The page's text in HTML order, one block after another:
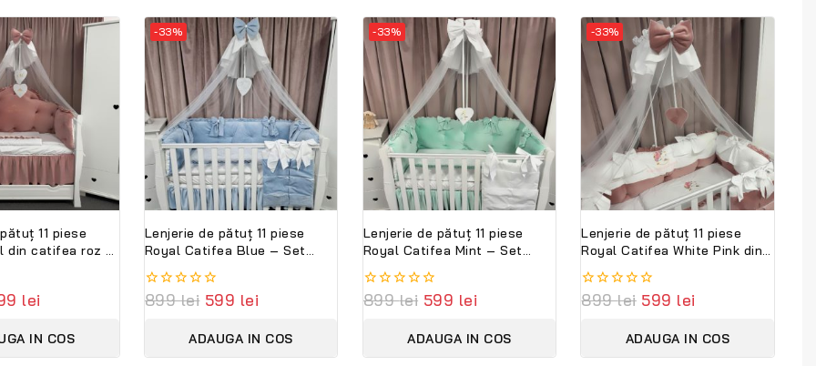
11 piese
din catifea roz –
personalizabil
lei
IN COS
-33%
Lenjerie de pătuț 11 piese
Royal Catifea Blue – Set
complet premium din catifea
moale și bumbac natural,
personalizabil cu nume –
0
899lei 599 lei
ADAUGA IN COS
-33%
Lenjerie de pătuț 11 piese
Royal Catifea Mint – Set
complet premium din catifea
moale și bumbac natural,
personalizabil cu nume –
0
899lei 599 lei
ADAUGA IN COS
-33%
Lenjerie de pătuț 11 piese
Royal Catifea White Pink din
bumbac și catifea moale –
Set complet personalizabil
PeppiBambini
0
899lei 599 lei
ADAUGA IN COS